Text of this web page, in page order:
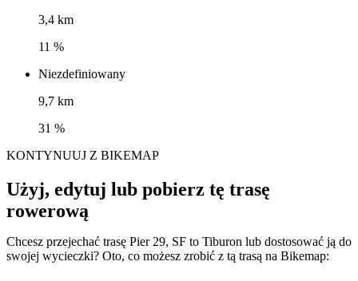
3,4 km
11 %
Niezdefiniowany
9,7 km
31 %
KONTYNUUJ Z BIKEMAP
Użyj, edytuj lub pobierz tę trasę
rowerową
Chcesz przejechać trasę Pier 29, SF to Tiburon lub dostosować ją do
swojej wycieczki? Oto, co możesz zrobić z tą trasą na Bikemap: